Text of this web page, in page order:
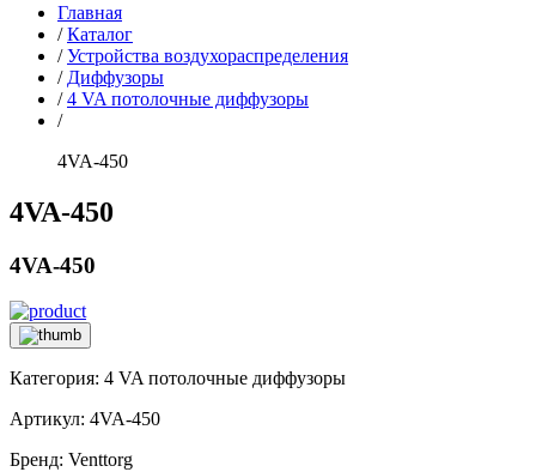
Главная
/Каталог
/Устройства воздухораспределения
/ Диффузоры
/4 VA потолочные диффузоры
/
4VA-450
4VA-450
4VA-450
Категория: 4 VA потолочные диффузоры
Артикул: 4VA-450
Бренд: Venttorg